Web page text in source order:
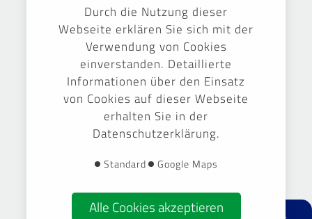
Gestaltung & Umsetzung -September Markenführung GmbH
Durch die Nutzung dieser
Webseite erklären Sie sich mit der
Verwendung von Cookies
einverstanden. Detaillierte
Informationen über den Einsatz
von Cookies auf dieser Webseite
erhalten Sie in der
Datenschutzerklärung.
Standard Google Maps
Alle Cookies akzeptieren